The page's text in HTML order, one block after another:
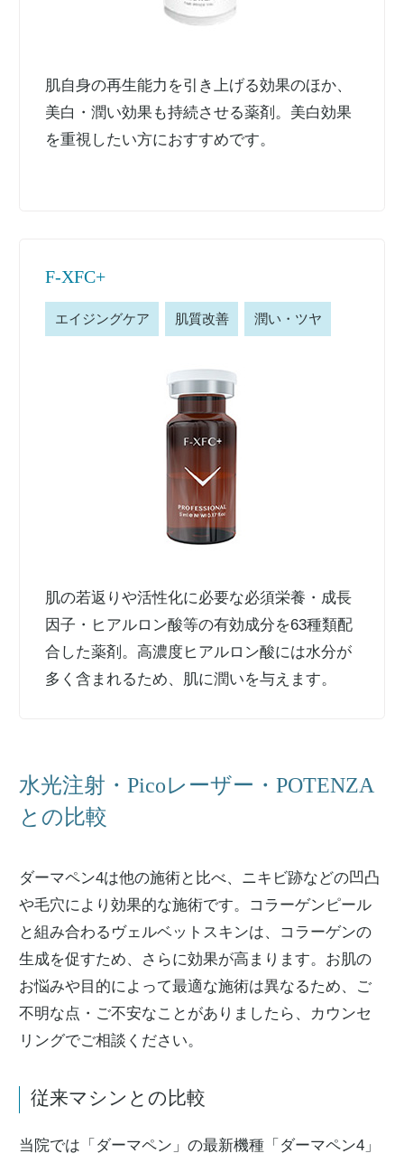
肌自身の再生能力を引き上げる効果のほか、
美白・潤い効果も持続させる薬剤。美白効果
を重視したい方におすすめです。
F-XFC+
エイジングケア 肌質改善 潤い・ツヤ
肌の若返りや活性化に必要な必須栄養・成長
因子・ヒアルロン酸等の有効成分を63種類配
合した薬剤。高濃度ヒアルロン酸には水分が
多く含まれるため、肌に潤いを与えます。
水光注射・Picoレーザー・POTENZA
との比較
ダーマペン4は他の施術と比べ、ニキビ跡などの凹凸
や毛穴により効果的な施術です。コラーゲンピール
と組み合わるヴェルベットスキンは、コラーゲンの
生成を促すため、さらに効果が高まります。お肌の
お悩みや目的によって最適な施術は異なるため、ご
不明な点・ご不安なことがありましたら、カウンセ
リングでご相談ください。
従来マシンとの比較
当院では「ダーマペン」の最新機種「ダーマペン4」